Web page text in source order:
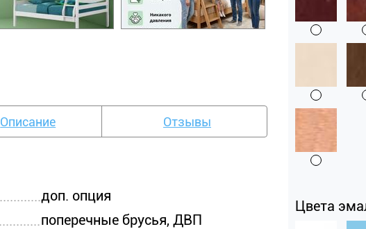
Описание Отзывы
доп. опция
поперечные брусья, ДВП
Цвета